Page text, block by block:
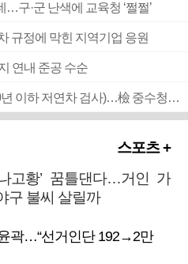
구·군 난색에 교육청 ‘쩔쩔’
규정에 막힌 지역기업 응원
연내 준공 수순
■ 검사 신분 버리고 직급하향(10년 이하 저연차 검사)…檢 중수청행 기피
스포츠 +
나고황’ 꿈틀댄다…거인 가
구 불씨 살릴까
곽…“선거인단 192→2만